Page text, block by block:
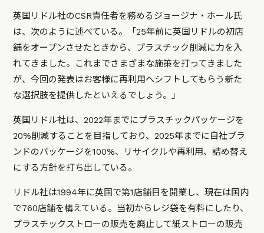
英国リドル社のCSR責任者を務めるジョージナ・ホール氏
は、次のように述べている。「25年前に英国リドルの初店
舗をオープンさせたときから、プラスチック削減に力を入
れてきました。これまでさまざまな施策を打ってきました
が、今回の発表はお客様に再利用へシフトしてもらう新た
な選択肢を提供したといえるでしょう。」
英国リドル社は、2022年までにプラスチックパッケージを
20%削減することを目指しており、2025年までに自社ブラ
ンドのパッケージを100%、リサイクルや再利用、詰め替え
にする方針を打ち出している。
リドル社は1994年に英国で第1店舗目を開業し、現在は国内
で760店舗を構えている。当初からレジ袋を有料にしたり、
プラスチックストローの販売を廃止して紙ストローの販売